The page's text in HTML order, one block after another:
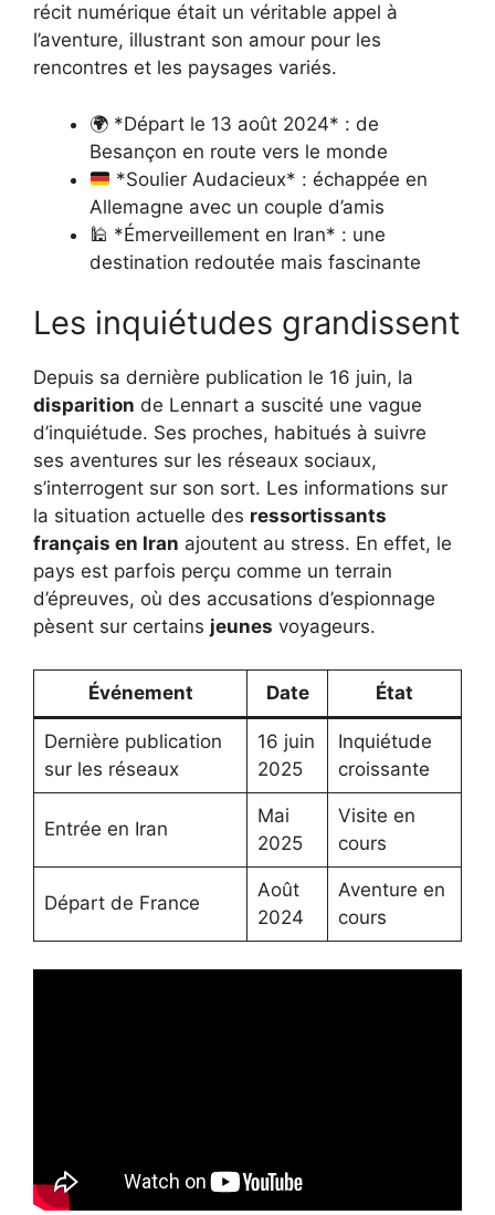
récit numérique était un véritable appel à
l’aventure, illustrant son amour pour les
rencontres et les paysages variés.
🌍 *Départ le 13 août 2024* : de
Besançon en route vers le monde
*Soulier Audacieux* : échappée en
Allemagne avec un couple d’amis
🕌 *Émerveillement en Iran* : une
destination redoutée mais fascinante
Les inquiétudes grandissent
Depuis sa dernière publication le 16 juin, la
disparition de Lennart a suscité une vague
d’inquiétude. Ses proches, habitués à suivre
ses aventures sur les réseaux sociaux,
s’interrogent sur son sort. Les informations sur
la situation actuelle des ressortissants
français en Iran ajoutent au stress. En effet, le
pays est parfois perçu comme un terrain
d’épreuves, où des accusations d’espionnage
pèsent sur certains jeunes voyageurs.
Événement Date État
Dernière publication
sur les réseaux
16 juin
2025
Inquiétude
croissante
Entrée en Iran
Mai
2025
Visite en
cours
Départ de France
Août
2024
Aventure en
cours